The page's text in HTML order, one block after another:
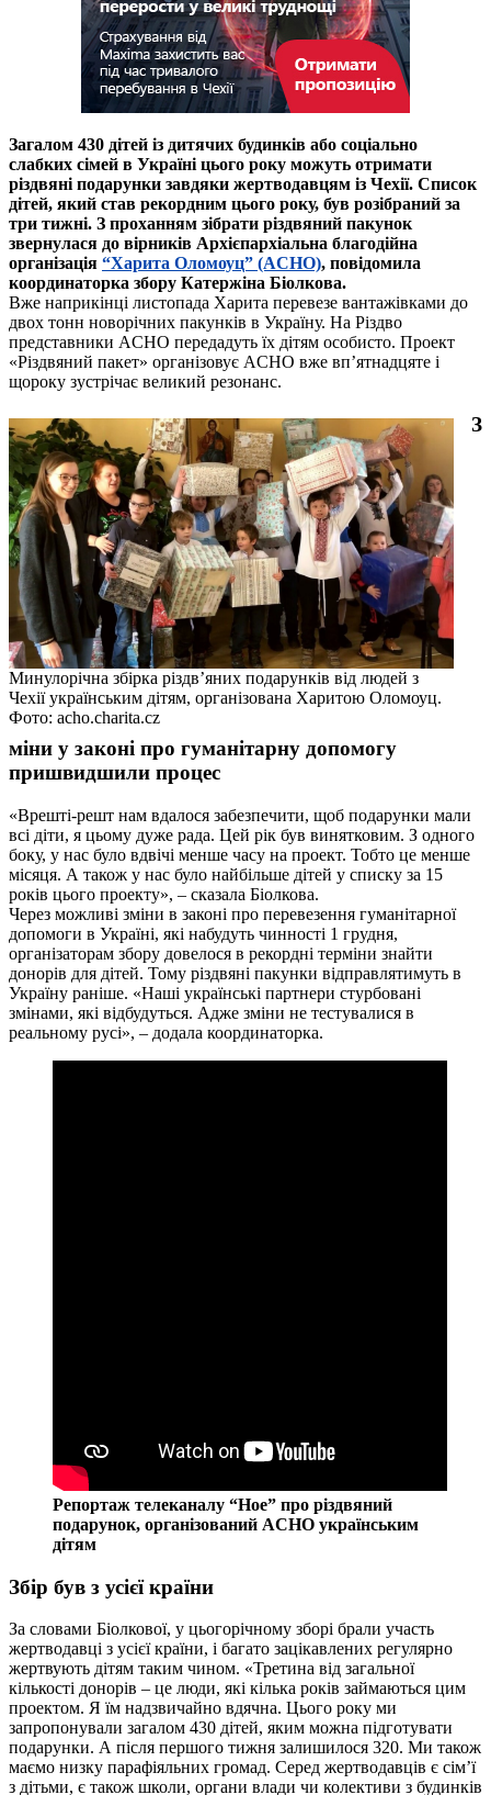
Загалом 430 дітей із дитячих будинків або соціально
слабких сімей в Україні цього року можуть отримати
різдвяні подарунки завдяки жертводавцям із Чехії. Список
дітей, який став рекордним цього року, був розібраний за
три тижні. З проханням зібрати різдвяний пакунок
звернулася до вірників Архієпархіальна благодійна
організація “Харита Оломоуц” (ACHO), повідомила
координаторка збору Катержіна Біолкова.
Вже наприкінці листопада Харита перевезе вантажівками до
двох тонн новорічних пакунків в Україну. На Різдво
представники ACHO передадуть їх дітям особисто. Проект
«Різдвяний пакет» організовує ACHO вже вп’ятнадцяте і
щороку зустрічає великий резонанс.
Минулорічна збірка різдв’яних подарунків від людей з
Чехії українським дітям, організована Харитою Оломоуц.
Фото: acho.charita.cz
З
міни у законі про гуманітарну допомогу
пришвидшили процес
«Врешті-решт нам вдалося забезпечити, щоб подарунки мали
всі діти, я цьому дуже рада. Цей рік був винятковим. З одного
боку, у нас було вдвічі менше часу на проект. Тобто це менше
місяця. А також у нас було найбільше дітей у списку за 15
років цього проекту», – сказала Біолкова.
Через можливі зміни в законі про перевезення гуманітарної
допомоги в Україні, які набудуть чинності 1 грудня,
організаторам збору довелося в рекордні терміни знайти
донорів для дітей. Тому різдвяні пакунки відправлятимуть в
Україну раніше. «Наші українські партнери стурбовані
змінами, які відбудуться. Адже зміни не тестувалися в
реальному русі», – додала координаторка.
Репортаж телеканалу “Ное” про різдвяний
подарунок, організований ACHO українським
дітям
Збір був з усієї країни
За словами Біолкової, у цьогорічному зборі брали участь
жертводавці з усієї країни, і багато зацікавлених регулярно
жертвують дітям таким чином. «Третина від загальної
кількості донорів – це люди, які кілька років займаються цим
проектом. Я їм надзвичайно вдячна. Цього року ми
запропонували загалом 430 дітей, яким можна підготувати
подарунки. А після першого тижня залишилося 320. Ми також
маємо низку парафіяльних громад. Серед жертводавців є сім’ї
з дітьми, є також школи, органи влади чи колективи з будинків